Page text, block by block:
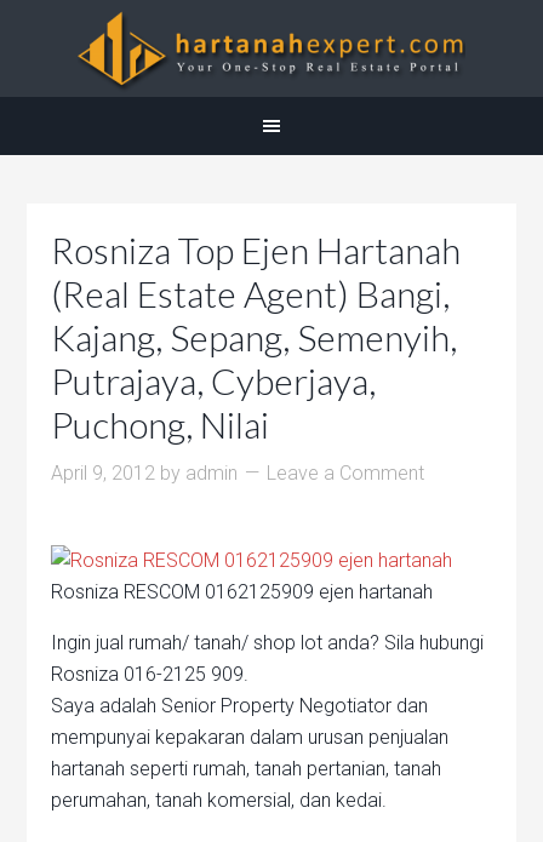
Rosniza Top Ejen Hartanah
(Real Estate Agent) Bangi,
Kajang, Sepang, Semenyih,
Putrajaya, Cyberjaya,
Puchong, Nilai
April 9, 2012 by admin Leave a Comment
Rosniza RESCOM 0162125909 ejen hartanah
Ingin jual rumah/ tanah/ shop lot anda? Sila hubungi
Rosniza 016-2125 909.
Saya adalah Senior Property Negotiator dan
mempunyai kepakaran dalam urusan penjualan
hartanah seperti rumah, tanah pertanian, tanah
perumahan, tanah komersial, dan kedai.